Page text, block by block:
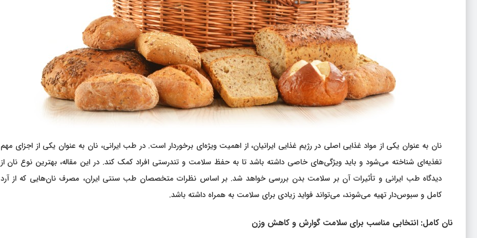
نان به عنوان یکی از مواد غذایی اصلی در رژیم غذایی ایرانیان، از اهمیت ویژه‌ای برخوردار است. در طب ایرانی، نان به عنوان یکی از اجزای مهم
تغذیه‌ای شناخته می‌شود و باید ویژگی‌های خاصی داشته باشد تا به حفظ سلامت و تندرستی افراد کمک کند. در این مقاله، بهترین نوع نان از
دیدگاه طب ایرانی و تأثیرات آن بر سلامت بدن بررسی خواهد شد. بر اساس نظرات متخصصان طب سنتی ایران، مصرف نان‌هایی که از آرد
کامل و سبوس‌دار تهیه می‌شوند، می‌تواند فواید زیادی برای سلامت به همراه داشته باشد.
نان کامل: انتخابی مناسب برای سلامت گوارش و کاهش وزن